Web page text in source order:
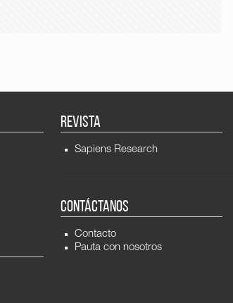
REVISTA
Sapiens Research
CONTÁCTANOS
Contacto
Pauta con nosotros